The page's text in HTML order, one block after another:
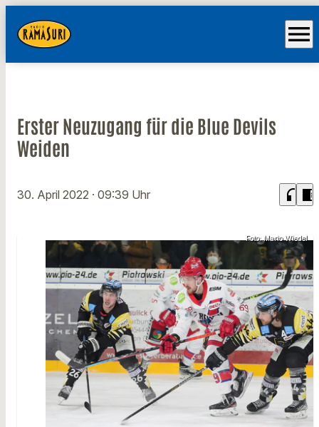
menu
Erster Neuzugang für die Blue Devils
Weiden
30. April 2022 · 09:39 Uhr headphones chrome_reader_mode
Foto: Mario Wiedel